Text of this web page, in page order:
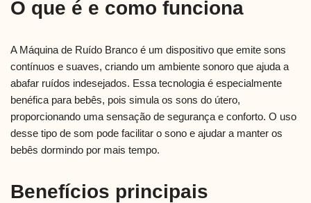
O que é e como funciona
A Máquina de Ruído Branco é um dispositivo que emite sons
contínuos e suaves, criando um ambiente sonoro que ajuda a
abafar ruídos indesejados. Essa tecnologia é especialmente
benéfica para bebês, pois simula os sons do útero,
proporcionando uma sensação de segurança e conforto. O uso
desse tipo de som pode facilitar o sono e ajudar a manter os
bebês dormindo por mais tempo.
Benefícios principais